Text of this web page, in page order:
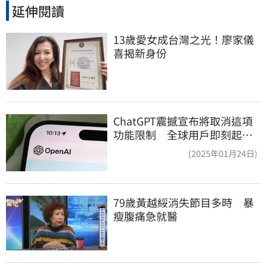
延伸閱讀
13歲愛女成台灣之光！廖家儀
喜揭新身份
ChatGPT震撼宣布將取消這項
功能限制 全球用戶即刻起
(2025年01月24日)
79歲黃越綏消失節目多時　暴
瘦腹痛急就醫